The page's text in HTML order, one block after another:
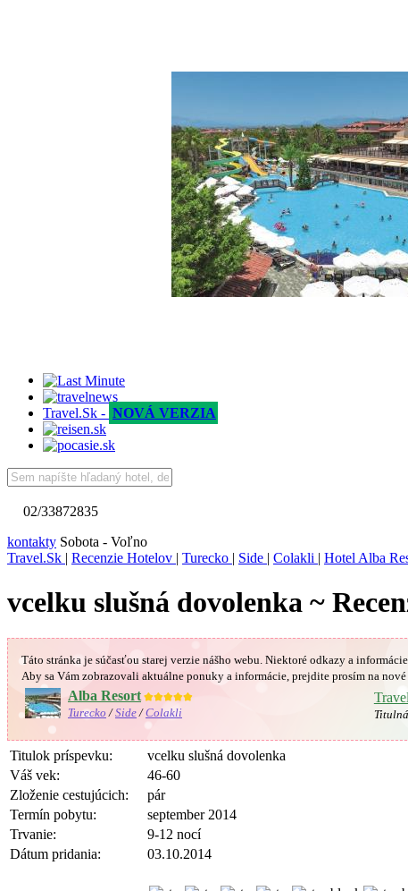
Travel.Sk - NOVÁ VERZIA
02/33872835
kontakty Sobota - Voľno
Travel.Sk | Recenzie Hotelov | Turecko | Side | Colakli | Hotel Alba
vcelku slušná dovolenka ~
Táto stránka je súčasťou starej verzie nášho webu. Niektoré odkazy a
Aby sa Vám zobrazovali aktuálne ponuky a informácie, prejdite prosím na
Alba Resort★★★★★
Turecko /Side/Colakli
Titulok príspevku:
vcelku slušná dovolenka
Váš vek:
46-60
Zloženie cestujúcich:
pár
Termín pobytu:
september 2014
Trvanie:
9-12 nocí
Dátum pridania:
03.10.2014